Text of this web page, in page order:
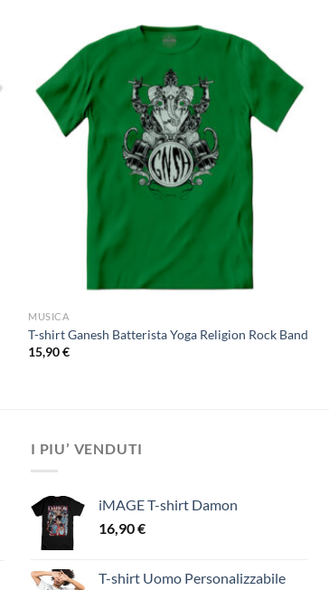
MUSICA
T-shirt Ganesh Batterista Yoga Religion Rock Band
15,90€
I PIU’ VENDUTI
iMAGE T-shirt Damon
16,90€
T-shirt Uomo Personalizzabile